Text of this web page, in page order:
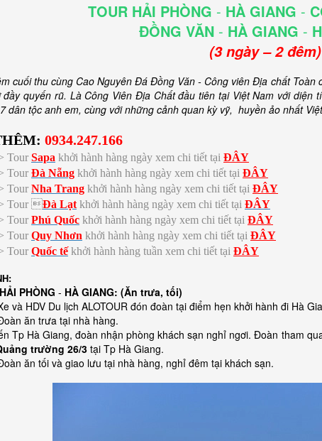
TOUR HẢI PHÒNG - HÀ GIANG -
ĐỒNG VĂN - HÀ GIANG -
(3 ngày – 2 đêm)
cuối thu cùng Cao Nguyên Đá Đồng Văn - Công viên Địa chất
quyến rũ. Là Công Viên Địa Chất đầu tiên tại Việt Nam với diện
dân tộc anh em, cùng với những cảnh quan kỳ vỹ, huyền ảo nhất
0934.247.166
Tour Sapa khởi hành hàng ngày xem chi tiết tại ĐÂY
Tour Đà Nẵng khởi hành hàng ngày xem chi tiết tại ĐÂY
Tour Nha Trang khởi hành hàng ngày xem chi tiết tại ĐÂY
Tour Đà Lạt khởi hành hàng ngày xem chi tiết tại ĐÂY
Tour Phú Quốc khởi hành hàng ngày xem chi tiết tại ĐÂY
Tour Quy Nhơn khởi hành hàng ngày xem chi tiết tại ĐÂY
Tour Quốc tế khởi hành hàng tuần xem chi tiết tại ĐÂY
PHÒNG - HÀ GIANG: (Ăn trưa, tối)
và HDV Du lịch ALOTOUR đón đoàn tại điểm hẹn khởi hành đi Hà
ăn trưa tại nhà hàng.
Tp Hà Giang, đoàn nhận phòng khách sạn nghỉ ngơi. Đoàn tham
trường 26/3tại Tp Hà Giang.
ăn tối và giao lưu tại nhà hàng, nghỉ đêm tại khách sạn.